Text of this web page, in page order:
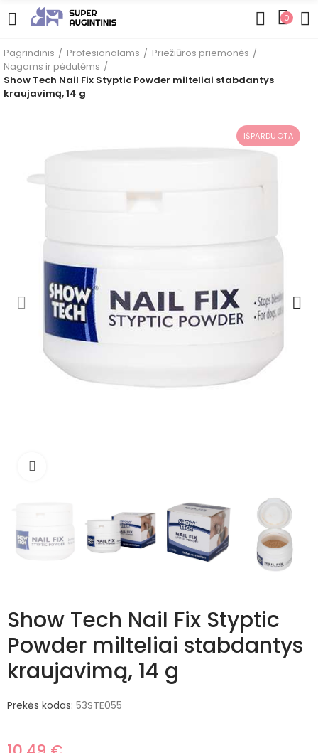
0
Pagrindinis Profesionalams
Priežiūros priemonės
Nagams ir pėdutėms
Show Tech Nail Fix Styptic Powder milteliai stabdantys
kraujavimą, 14 g
IŠPARDUOTA
Show Tech Nail Fix Styptic
Powder milteliai stabdantys
kraujavimą, 14 g
Prekės kodas: 53STE055